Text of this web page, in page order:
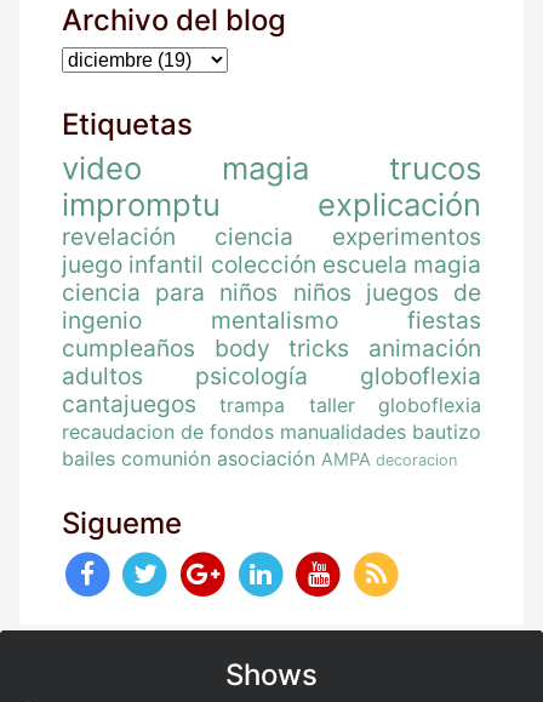
Archivo del blog
Etiquetas
video magia
trucos
impromptu
explicación
revelación ciencia
experimentos
juego infantil colección escuela magia
ciencia para niños
niños juegos de
ingenio
mentalismo
fiestas
cumpleaños
body tricks
animación
adultos
psicología
globoflexia
cantajuegos
trampa
taller globoflexia
recaudacion de fondos manualidades bautizo
bailes comunión asociación AMPA decoracion
Sigueme
Shows